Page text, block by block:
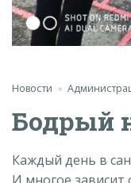
Новости
Бодрый
Каждый день в